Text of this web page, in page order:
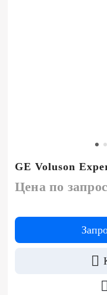
GE Voluson
Цена по